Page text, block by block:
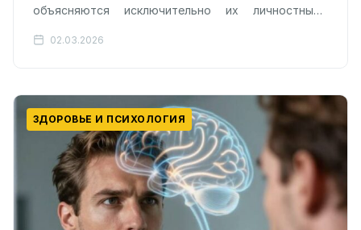
объясняются исключительно их личностными
Пока инженеры в Кремниевой долине…
02.03.2026
ЗДОРОВЬЕ И ПСИХОЛОГИЯ